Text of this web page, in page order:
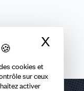
cookies et
sur ceux
activer
X